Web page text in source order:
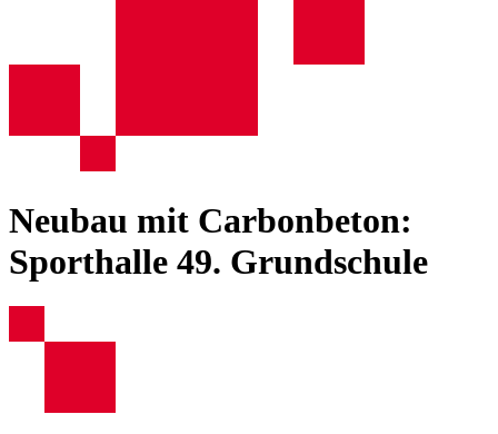
Neubau mit Carbonbeton:
Sporthalle 49. Grundschule